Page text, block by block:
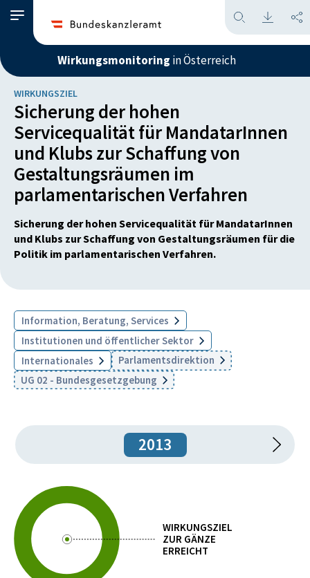
Wirkungsmonitoring in Österreich
WIRKUNGSZIEL
Sicherung der hohen
Servicequalität für MandatarInnen
und Klubs zur Schaffung von
Gestaltungsräumen im
parlamentarischen Verfahren
Sicherung der hohen Servicequalität für MandatarInnen
und Klubs zur Schaffung von Gestaltungsräumen für die
Politik im parlamentarischen Verfahren.
Information, Beratung, Services
Institutionen und öffentlicher Sektor
Internationales
Parlamentsdirektion
UG 02 - Bundesgesetzgebung
2013
WIRKUNGSZIEL
ZUR GÄNZE
ERREICHT